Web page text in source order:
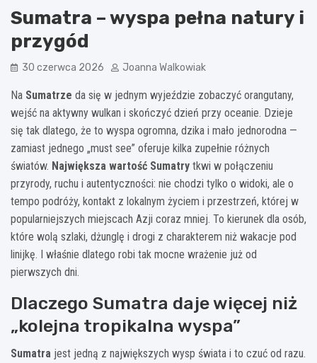
Sumatra – wyspa pełna natury i
przygód
30 czerwca 2026 Joanna Walkowiak
Na Sumatrze da się w jednym wyjeździe zobaczyć orangutany,
wejść na aktywny wulkan i skończyć dzień przy oceanie. Dzieje
się tak dlatego, że to wyspa ogromna, dzika i mało jednorodna —
zamiast jednego „must see” oferuje kilka zupełnie różnych
światów. Największa wartość Sumatry tkwi w połączeniu
przyrody, ruchu i autentyczności: nie chodzi tylko o widoki, ale o
tempo podróży, kontakt z lokalnym życiem i przestrzeń, której w
popularniejszych miejscach Azji coraz mniej. To kierunek dla osób,
które wolą szlaki, dżunglę i drogi z charakterem niż wakacje pod
linijkę. I właśnie dlatego robi tak mocne wrażenie już od
pierwszych dni.
Dlaczego Sumatra daje więcej niż
„kolejna tropikalna wyspa”
Sumatra jest jedną z największych wysp świata i to czuć od razu.